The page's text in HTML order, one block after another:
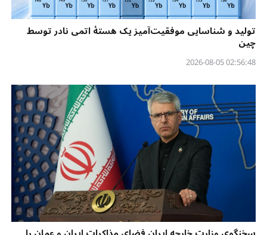
تولید و شناسایی موفقیت‌آمیز یک هستهٔ اتمی نادر توسط
چین
02:56:48 2026-08-05